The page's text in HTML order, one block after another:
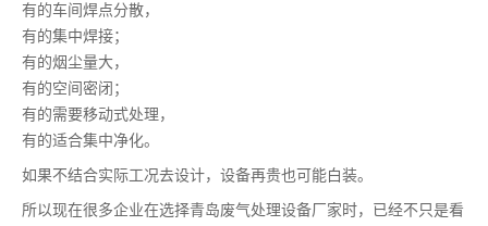
有的车间焊点分散，
有的集中焊接；
有的烟尘量大，
有的空间密闭；
有的需要移动式处理，
有的适合集中净化。
如果不结合实际工况去设计，设备再贵也可能白装。
所以现在很多企业在选择青岛废气处理设备厂家时，已经不只是看